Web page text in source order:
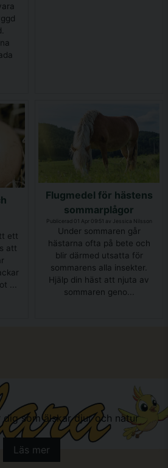
ett
att
...
Flugmedel för hästens
sommarplågor
Publicerad 01 Apr 09:51 av Jessica Nilsson
Under sommaren går
hästarna ofta på bete och
blir därmed utsatta för
sommarens alla insekter.
Hjälp din häst att njuta av
sommaren geno...
dig som älskar djur och natur
Läs mer